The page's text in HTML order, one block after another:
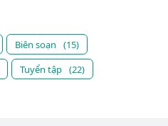
Biên soạn
(15)
Tuyển tập (22)